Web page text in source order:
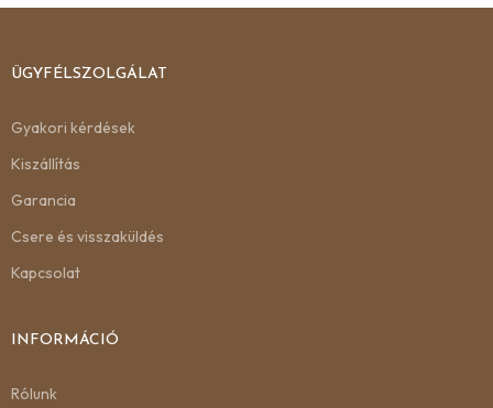
ÜGYFÉLSZOLGÁLAT
Gyakori kérdések
Kiszállítás
Garancia
Csere és visszaküldés
Kapcsolat
INFORMÁCIÓ
Rólunk